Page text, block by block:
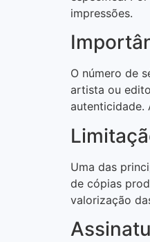
impressões.
O número de
artista ou
autenticidade.
Uma das
de cópias
valorização